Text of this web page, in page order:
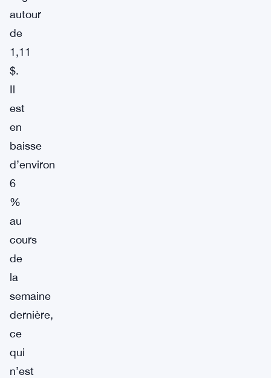
autour
de
1,11
$.
Il
est
en
baisse
d’environ
6
%
au
cours
de
la
semaine
dernière,
ce
qui
n’est